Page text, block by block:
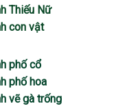
Thiếu Nữ
con vật
phố cổ
phố hoa
vẽ gà trống